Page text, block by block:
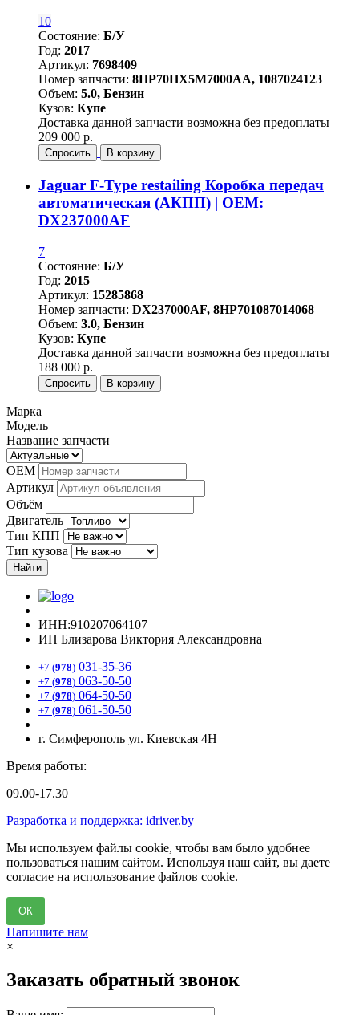
10
Состояние: Б/У
Год: 2017
Артикул: 7698409
Номер запчасти: 8HP70HX5M7000AA, 1087024123
Объем: 5.0, Бензин
Кузов: Купе
Доставка данной запчасти возможна без предоплаты
209 000 р.
Спросить В корзину
Jaguar F-Type restailing Коробка передач
автоматическая (АКПП) | OEM:
DX237000AF
7
Состояние: Б/У
Год: 2015
Артикул: 15285868
Номер запчасти: DX237000AF, 8HP701087014068
Объем: 3.0, Бензин
Кузов: Купе
Доставка данной запчасти возможна без предоплаты
188 000 р.
Спросить В корзину
Марка
Модель
Название запчасти
OEM
Артикул
Объём
Двигатель
Тип КПП
Тип кузова
Найти
ИНН:910207064107
ИП Близарова Виктория Александровна
+7 (978) 031-35-36
+7 (978) 063-50-50
+7 (978) 064-50-50
+7 (978) 061-50-50
г. Симферополь ул. Киевская 4Н
Время работы:
09.00-17.30
Разработка и поддержка: idriver.by
Мы используем файлы cookie, чтобы вам было удобнее
пользоваться нашим сайтом. Используя наш сайт, вы даете
согласие на использование файлов cookie.
ОК
Напишите нам
×
Заказать обратный звонок